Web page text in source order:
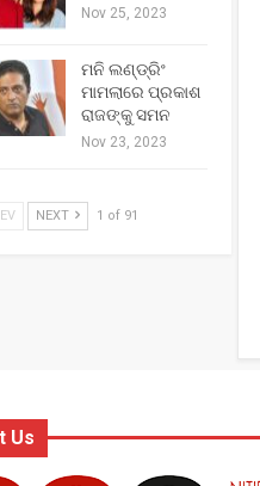
Nov 25, 2023
ମନି ଲଣ୍ଡ୍ରିଂ
ମାମଲାରେ ପ୍ରକାଶ
ରାଜଙ୍କୁ ସମନ
Nov 23, 2023
NEXT 1 of 91
Us